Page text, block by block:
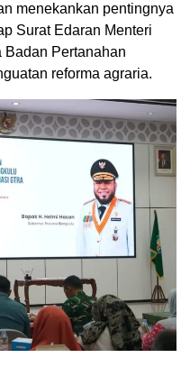
menekankan pentingnya
Surat Edaran Menteri
Badan Pertanahan
reforma agraria.